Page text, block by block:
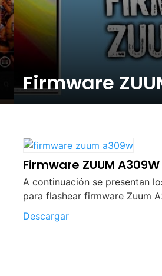
Firmware
Firmware ZUUM
A continuación se presentan
para flashear firmware Zuum
Descargar